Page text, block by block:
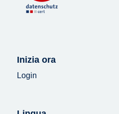
Inizia ora
Login